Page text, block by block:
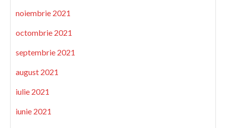
noiembrie 2021
octombrie 2021
septembrie 2021
august 2021
iulie 2021
iunie 2021